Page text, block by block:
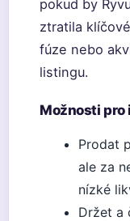
pokud by
ztratila
fúze nebo
listingu.
Možnosti pro
Prodat
ale za
nízké
Držet a